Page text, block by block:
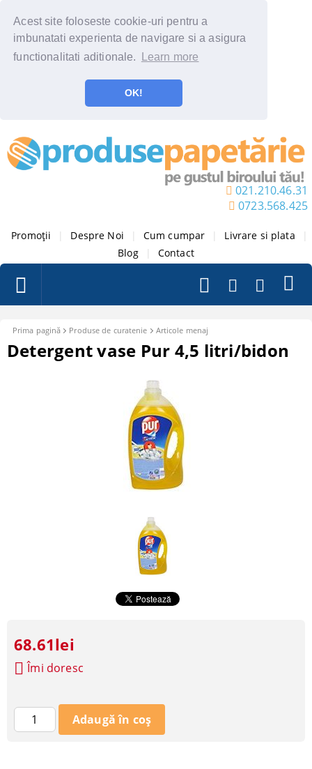
Acest site foloseste cookie-uri pentru a
imbunatati experienta de navigare si a asigura
functionalitati aditionale.
Learn more
OK!
021.210.46.31
0723.568.425
Promoții Despre Noi Cum cumpar Livrare si plata
Blog
Contact
Prima pagină Produse de curatenie Articole menaj
Detergent vase Pur 4,5 litri/bidon
68.61lei
Îmi doresc